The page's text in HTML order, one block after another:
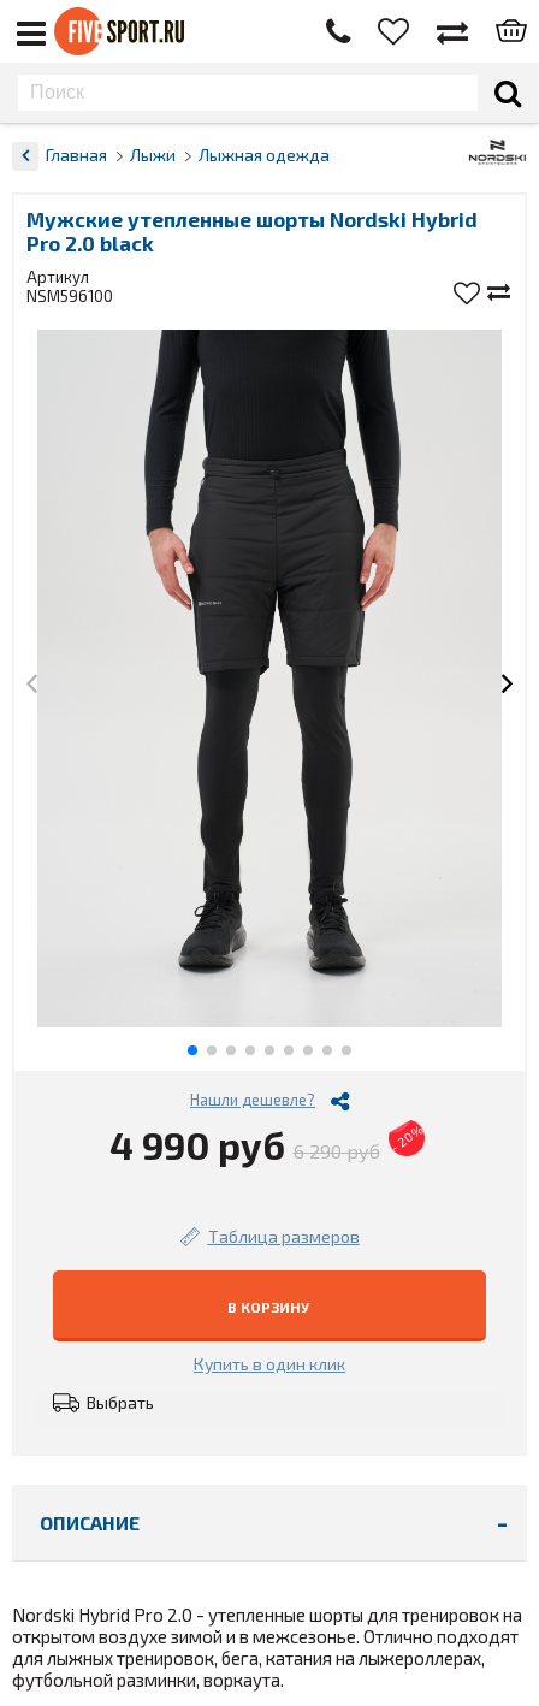
Главная Лыжи Лыжная одежда
Мужские утепленные шорты Nordski Hybrid
Pro 2.0 black
Артикул
NSM596100
Нашли дешевле?
4 990 руб 6 290 руб - 20%
Таблица размеров
В КОРЗИНУ
Купить в один клик
Выбрать
ОПИСАНИЕ
Nordski Hybrid Pro 2.0 - утепленные шорты для тренировок на
открытом воздухе зимой и в межсезонье. Отлично подходят
для лыжных тренировок, бега, катания на лыжероллерах,
футбольной разминки, воркаута.